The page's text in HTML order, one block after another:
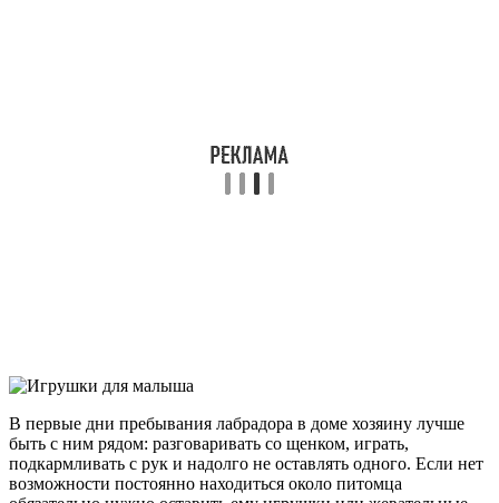
В первые дни пребывания лабрадора в доме хозяину лучше
быть с ним рядом: разговаривать со щенком, играть,
подкармливать с рук и надолго не оставлять одного. Если нет
возможности постоянно находиться около питомца